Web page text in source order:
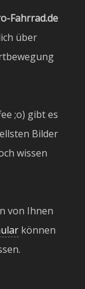
Fahrrad.de
über
;o) gibt es
Bilder
wissen
von Ihnen
können